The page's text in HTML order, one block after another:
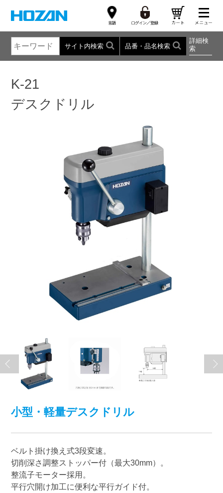
サイト内検索 品番・品名検索
詳細検
索
K-21
デスクドリル
小型・軽量デスクドリル
ベルト掛け換え式3段変速。
切削深さ調整ストッパー付（最大30mm）。
整流子モーター採用。
平行穴開け加工に便利な平行ガイド付。